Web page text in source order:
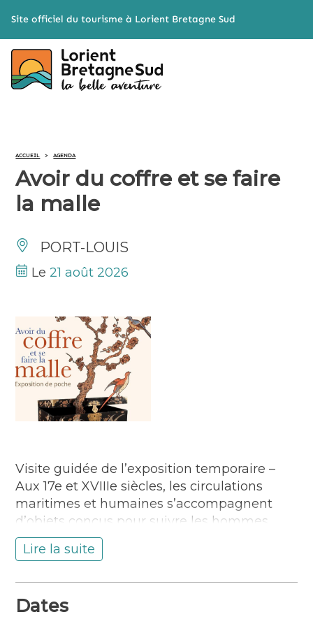
Site officiel du tourisme à Lorient Bretagne Sud
ACCUEIL > AGENDA
Avoir du coffre et se faire
la malle
PORT-LOUIS
Le21 août 2026
Visite guidée de l’exposition temporaire –
Aux 17e et XVIIIe siècles, les circulations
maritimes et humaines s’accompagnent
d’objets conçus pour suivre les hommes
dans leurs déplacements. Objet du
quotidien autant que symbole du voyage, le
cabinet précieux ou coffre écritoire, il
Lire la suite
Dates